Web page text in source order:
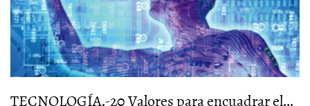
TECNOLOGÍA.-20 Valores para encuadrar el...